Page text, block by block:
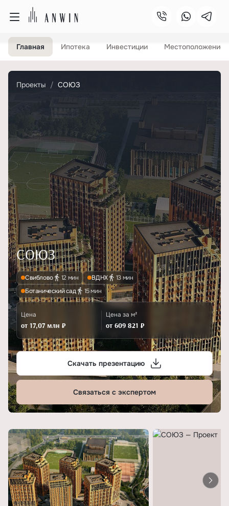
Главная Ипотека Инвестиции Местоположение
Проекты СОЮЗ
СОЮЗ
Свиблово 12 мин ВДНХ
13 мин
Ботанический сад
15 мин
Цена
от 17,07 млн ₽
Цена за м²
от 609 821 ₽
Скачать презентацию
Связаться с экспертом